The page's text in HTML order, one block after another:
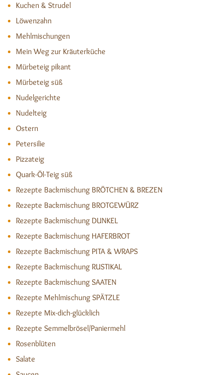
Kuchen & Strudel
Löwenzahn
Mehlmischungen
Mein Weg zur Kräuterküche
Mürbeteig pikant
Mürbeteig süß
Nudelgerichte
Nudelteig
Ostern
Petersilie
Pizzateig
Quark-Öl-Teig süß
Rezepte Backmischung BRÖTCHEN & BREZEN
Rezepte Backmischung BROTGEWÜRZ
Rezepte Backmischung DUNKEL
Rezepte Backmischung HAFERBROT
Rezepte Backmischung PITA & WRAPS
Rezepte Backmischung RUSTIKAL
Rezepte Backmischung SAATEN
Rezepte Mehlmischung SPÄTZLE
Rezepte Mix-dich-glücklich
Rezepte Semmelbrösel/Paniermehl
Rosenblüten
Salate